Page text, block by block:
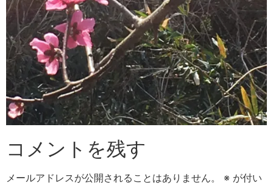
コメントを残す
メールアドレスが公開されることはありません。 ※ が付い